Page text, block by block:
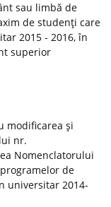
sau limbă de
de studenţi care
2015 - 2016, în
superior
modificarea şi
nr.
Nomenclatorului
de
universitar 2014-